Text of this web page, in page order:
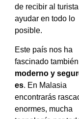
de recibir al
ayudar en todo lo
posible.
Este país nos ha
fascinado
moderno y
es. En Malasia
encontrarás
enormes, mucha